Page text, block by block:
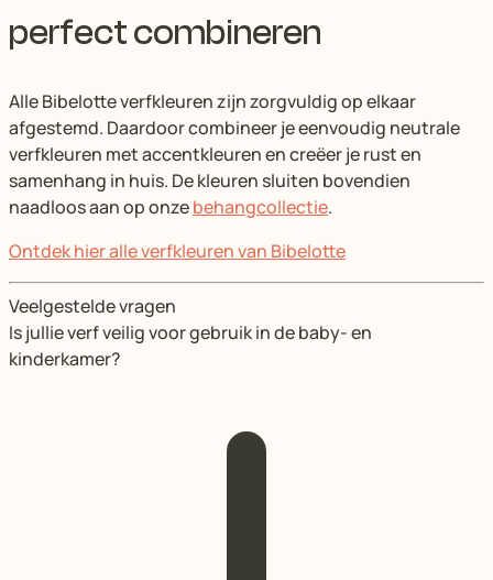
perfect combineren
Alle Bibelotte verfkleuren zijn zorgvuldig op elkaar
afgestemd. Daardoor combineer je eenvoudig neutrale
verfkleuren met accentkleuren en creëer je rust en
samenhang in huis. De kleuren sluiten bovendien
naadloos aan op onzebehangcollectie.
Ontdek hier alle verfkleuren van Bibelotte
Veelgestelde vragen
Is jullie verf veilig voor gebruik in de baby- en
kinderkamer?